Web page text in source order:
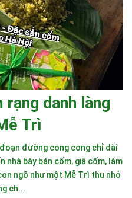
rạng danh làng
Trì
đường cong cong chỉ dài
nhà bày bán cốm, giã cốm, làm
ngõ như một Mễ Trì thu nhỏ
ch...